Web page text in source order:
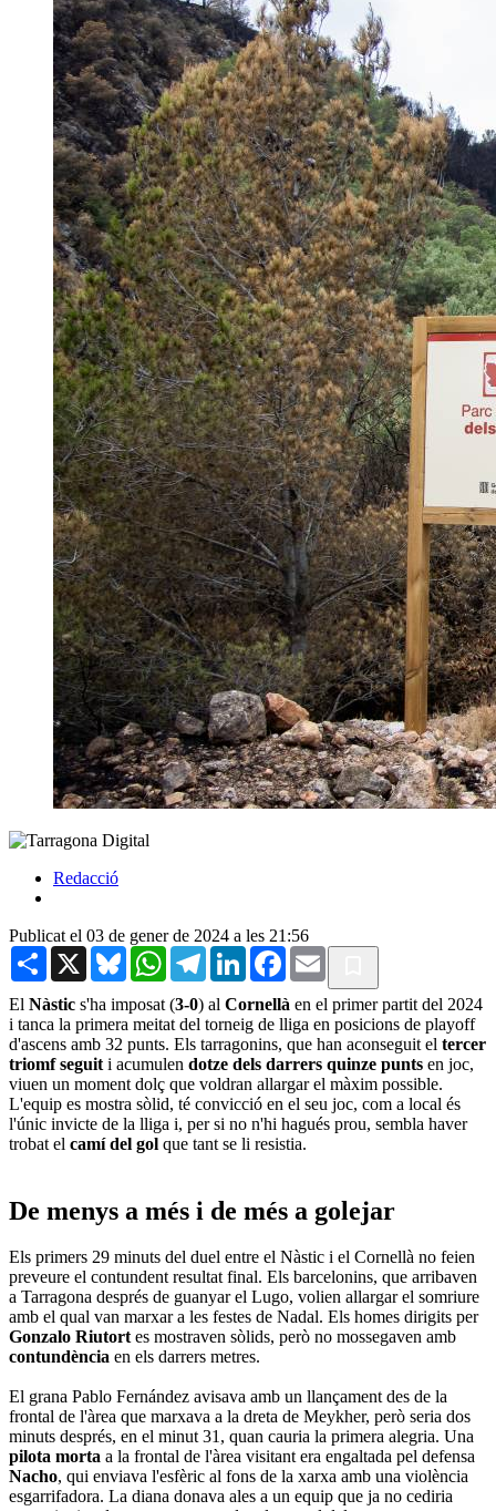
Redacció
Publicat el 03 de gener de 2024 a les 21:56
Share X BlueskyWhatsAppTelegramLinkedInFacebook
Email
El Nàstic s'ha imposat (3-0) al Cornellà en el primer partit del 2024
i tanca la primera meitat del torneig de lliga en posicions de playoff
d'ascens amb 32 punts. Els tarragonins, que han aconseguit el tercer
triomf seguit i acumulen dotze dels darrers quinze punts en joc,
viuen un moment dolç que voldran allargar el màxim possible.
L'equip es mostra sòlid, té convicció en el seu joc, com a local és
l'únic invicte de la lliga i, per si no n'hi hagués prou, sembla haver
trobat el camí del gol que tant se li resistia.
De menys a més i de més a golejar
Els primers 29 minuts del duel entre el Nàstic i el Cornellà no feien
preveure el contundent resultat final. Els barcelonins, que arribaven
a Tarragona després de guanyar el Lugo, volien allargar el somriure
amb el qual van marxar a les festes de Nadal. Els homes dirigits per
Gonzalo Riutortes mostraven sòlids, però no mossegaven amb
contundència en els darrers metres.
El grana Pablo Fernández avisava amb un llançament des de la
frontal de l'àrea que marxava a la dreta de Meykher, però seria dos
minuts després, en el minut 31, quan cauria la primera alegria. Una
pilota morta a la frontal de l'àrea visitant era engaltada pel defensa
Nacho, qui enviava l'esfèric al fons de la xarxa amb una violència
esgarrifadora. La diana donava ales a un equip que ja no cediria